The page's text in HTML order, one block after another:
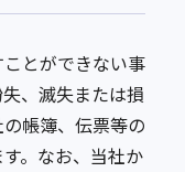
とができない事
、滅失または損
帳簿、伝票等の
。なお、当社か